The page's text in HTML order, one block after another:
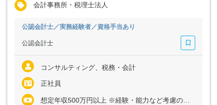
会計事務所・税理士法人
公認会計士／実務経験者／資格手当あり
公認会計士
コンサルティング、税務・会計
正社員
想定年収500万円以上 ※経験・能力など考慮の上、決定いたします